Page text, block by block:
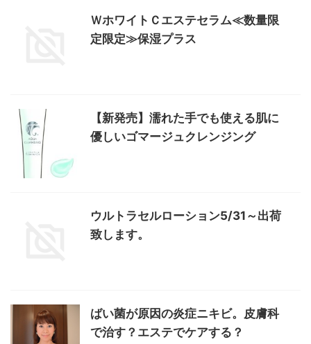
ＷホワイトＣエステセラム≪数量限
定限定≫保湿プラス
【新発売】濡れた手でも使える肌に
優しいゴマージュクレンジング
ウルトラセルローション5/31～出荷
致します。
ばい菌が原因の炎症ニキビ。皮膚科
で治す？エステでケアする？